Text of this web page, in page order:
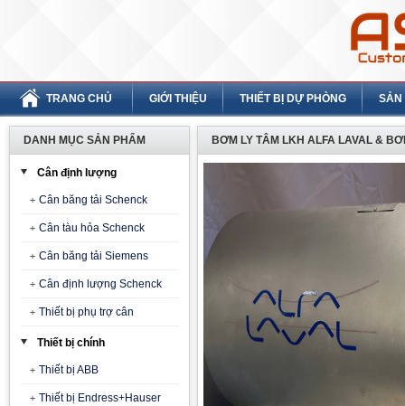
TRANG CHỦ GIỚI THIỆU THIẾT BỊ DỰ PHÒNG SẢN
DANH MỤC SẢN PHẨM
Cân định lượng
Cân băng tải Schenck
Cân tàu hỏa Schenck
Cân băng tải Siemens
Cân định lượng Schenck
Thiết bị phụ trợ cân
Thiết bị chính
Thiết bị ABB
Thiết bị Endress+Hauser
BƠM LY TÂM LKH ALFA LAVAL &